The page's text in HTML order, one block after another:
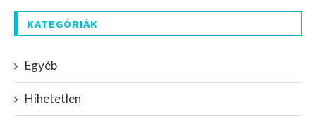
KATEGÓRIÁK
Egyéb
Hihetetlen